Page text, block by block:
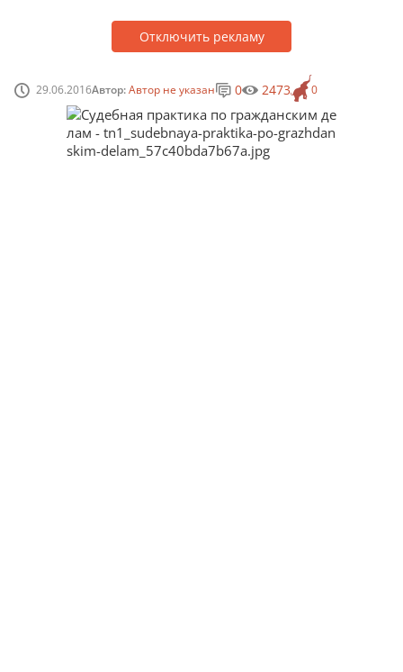
Отключить рекламу
29.06.2016Автор:Автор не указан 0
0 2473